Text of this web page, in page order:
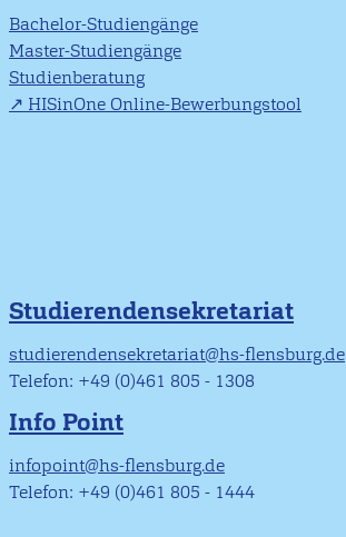
Bachelor-Studiengänge
Master-Studiengänge
Studienberatung
HISinOne Online-Bewerbungstool
Studierendensekretariat
studierendensekretariat@hs-flensburg.de
Telefon: +49 (0)461 805 - 1308
Info Point
infopoint@hs-flensburg.de
Telefon: +49 (0)461 805 - 1444